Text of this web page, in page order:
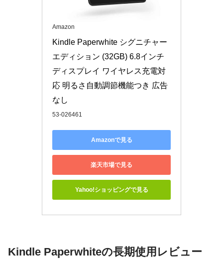
Amazon
Kindle Paperwhite シグニチャー
エディション (32GB) 6.8インチ
ディスプレイ ワイヤレス充電対
応 明るさ自動調節機能つき 広告
なし
53-026461
Amazonで見る
楽天市場で見る
Yahoo!ショッピングで見る
Kindle Paperwhiteの長期使用レビュー